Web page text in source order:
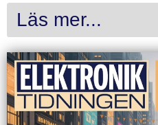
Läs mer...